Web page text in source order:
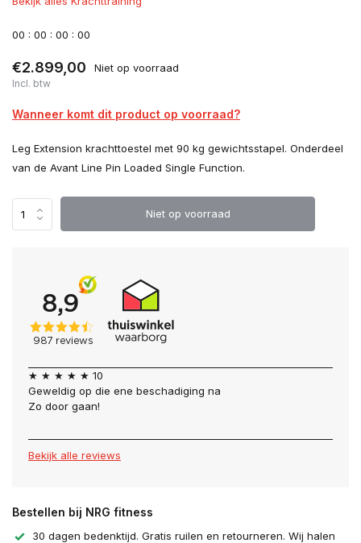
00 : 00 : 00 : 00
€2.899,00 Niet op voorraad
Incl. btw
Wanneer komt dit product op voorraad?
Leg Extension krachttoestel met 90 kg gewichtsstapel. Onderdeel
van de Avant Line Pin Loaded Single Function.
Niet op voorraad
★ ★ ★ ★ ★ 10
Geweldig op die ene beschadiging na
Zo door gaan!
Bekijk alle reviews
Bestellen bij NRG fitness
30 dagen bedenktijd. Gratis ruilen en retourneren. Wij halen